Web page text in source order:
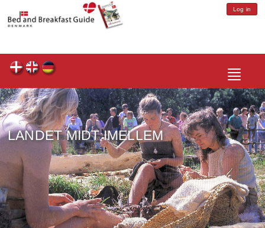
Log in
Toggle
LANDET MIDT IMELLEM